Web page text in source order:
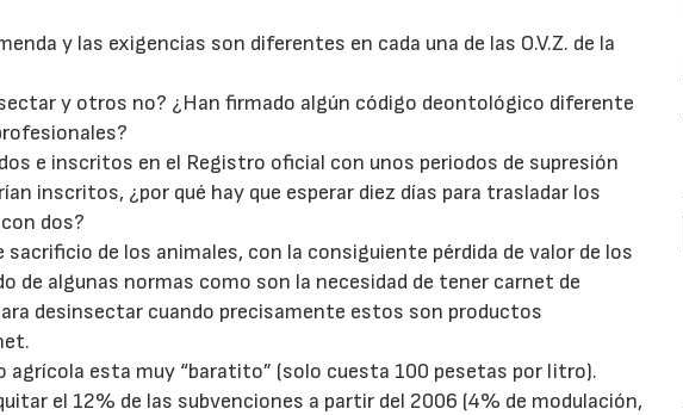
y las exigencias son diferentes en cada una de las O.V.Z. de la
y otros no? ¿Han firmado algún código deontológico diferente
e inscritos en el Registro oficial con unos periodos de supresión
inscritos, ¿por qué hay que esperar diez días para trasladar los
dos?
de los animales, con la consiguiente pérdida de valor de los
de algunas normas como son la necesidad de tener carnet de
desinsectar cuando precisamente estos son productos
agrícola esta muy “baratito” (solo cuesta 100 pesetas por litro).
el 12% de las subvenciones a partir del 2006 (4% de modulación,
22/07/2026 29/07/2026